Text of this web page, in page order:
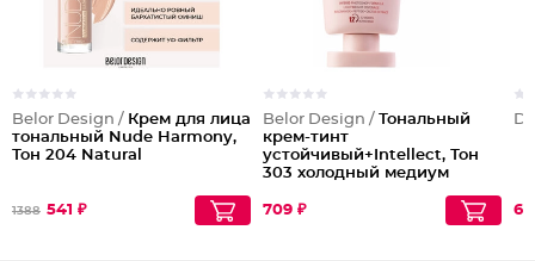
Belor Design / Крем для лица
тональный Nude Harmony,
Тон 204 Natural
1388 541 ₽
Belor Design / Тональный
крем-тинт
устойчивый+Intellect, Тон
303 холодный медиум
709 ₽